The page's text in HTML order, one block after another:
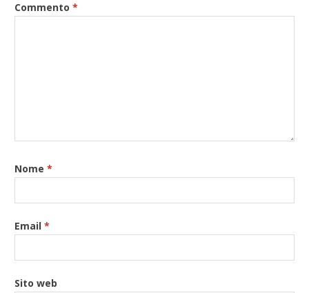
Commento*
Nome*
Email*
Sito web